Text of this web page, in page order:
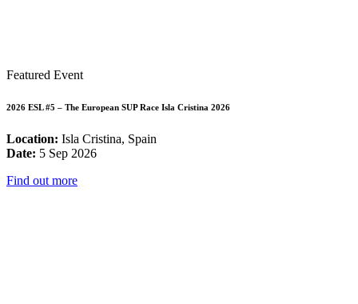
Featured Event
2026 ESL #5 – The European SUP Race Isla Cristina 2026
Location: Isla Cristina, Spain
Date: 5 Sep 2026
Find out more